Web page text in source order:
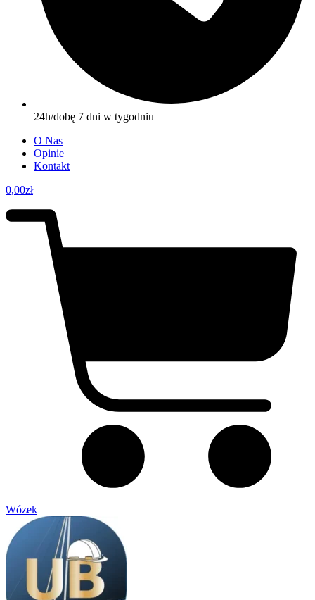
24h/dobę 7 dni w tygodniu
O Nas
Opinie
Kontakt
0,00zł
Wózek